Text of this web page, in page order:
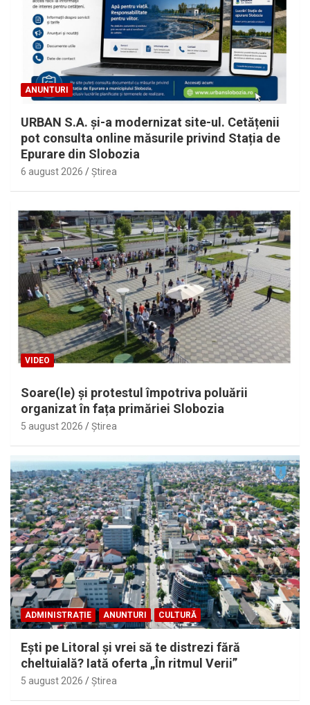
ANUNTURI
URBAN S.A. și-a modernizat site-ul. Cetățenii
pot consulta online măsurile privind Stația de
Epurare din Slobozia
6 august 2026 Ştirea
VIDEO
Soare(le) și protestul împotriva poluării
organizat în fața primăriei Slobozia
5 august 2026 Ştirea
ADMINISTRAȚIE ANUNTURI CULTURĂ
Eşti pe Litoral şi vrei să te distrezi fără
cheltuială? Iată oferta „În ritmul Verii”
5 august 2026 Ştirea